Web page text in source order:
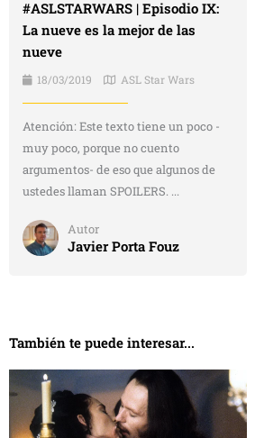
#ASLSTARWARS | Episodio IX:
La nueve es la mejor de las
nueve
18/03/2019 ASL Star Wars
Atención: Este texto tiene un poco -
muy poco, porque no cuento
argumentos- de eso que algunos de
ustedes llaman SPOILERS. ...
Autor
Javier Porta Fouz
También te puede interesar...